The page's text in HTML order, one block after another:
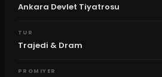
Ankara Devlet Tiyatrosu
TUR
Trajedi & Dram
PROMIYER